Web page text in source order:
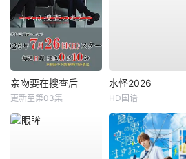
亲吻要在搜查后
更新至第03集
水怪2026
HD国语